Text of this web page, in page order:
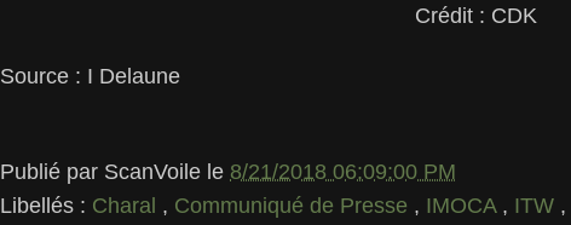
Crédit : CDK
Source : I Delaune
Publié par ScanVoile le 8/21/2018 06:09:00 PM
Libellés : Charal , Communiqué de Presse , IMOCA , ITW ,